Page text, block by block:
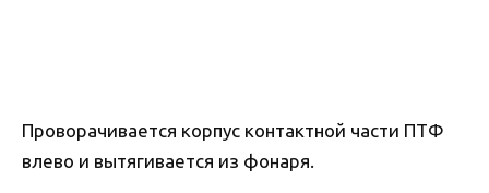
Проворачивается корпус контактной части ПТФ
влево и вытягивается из фонаря.